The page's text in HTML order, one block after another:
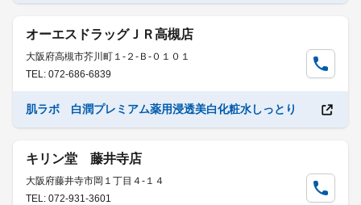
オーエスドラッグＪＲ高槻店
大阪府高槻市芥川町１-２-Ｂ-０１０１
TEL: 072-686-6839
肌ラボ 白潤プレミアム薬用浸透美白化粧水しっとり
キリン堂 藤井寺店
大阪府藤井寺市岡１丁目４-１４
TEL: 072-931-3601